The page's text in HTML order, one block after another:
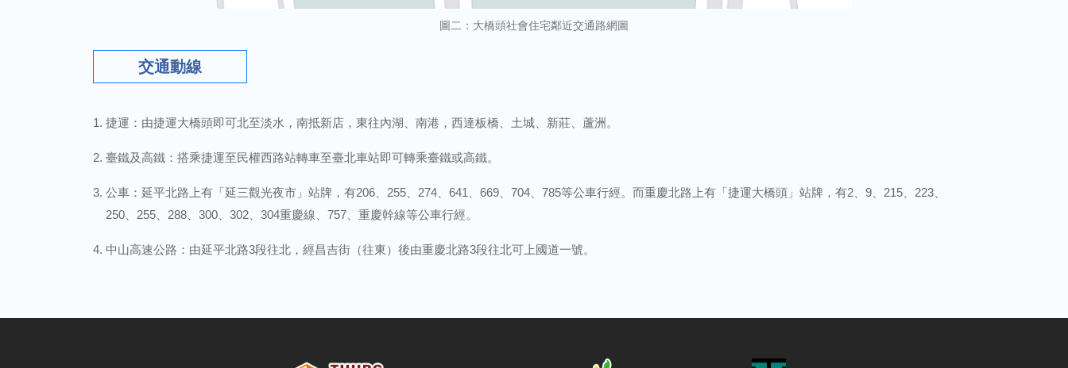
圖二：大橋頭社會住宅鄰近交通路網圖
交通動線
捷運：由捷運大橋頭即可北至淡水，南抵新店，東往內湖、南港，西達板橋、土城、新莊、蘆洲。
臺鐵及高鐵：搭乘捷運至民權西路站轉車至臺北車站即可轉乘臺鐵或高鐵。
公車：延平北路上有「延三觀光夜市」站牌，有206、255、274、641、669、704、785等公車行經。而重慶北路上有「捷運大橋頭」站牌，有2、9、215、223、
250、255、288、300、302、304重慶線、757、重慶幹線等公車行經。
中山高速公路：由延平北路3段往北，經昌吉街（往東）後由重慶北路3段往北可上國道一號。